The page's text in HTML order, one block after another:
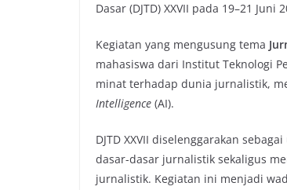
Dasar (DJTD) XXVII pada 19–21
Kegiatan yang mengusung tema
mahasiswa dari Institut Teknologi
minat terhadap dunia jurnalistik,
Intelligence (AI).
DJTD XXVII diselenggarakan
dasar-dasar jurnalistik sekaligus
jurnalistik. Kegiatan ini menjadi